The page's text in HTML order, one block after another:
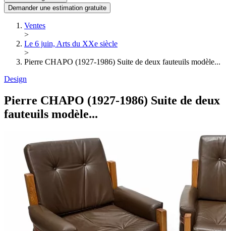
Demander une estimation gratuite
Ventes
>
Le 6 juin, Arts du XXe siècle
>
Pierre CHAPO (1927-1986) Suite de deux fauteuils modèle...
Design
Pierre CHAPO (1927-1986) Suite de deux
fauteuils modèle...